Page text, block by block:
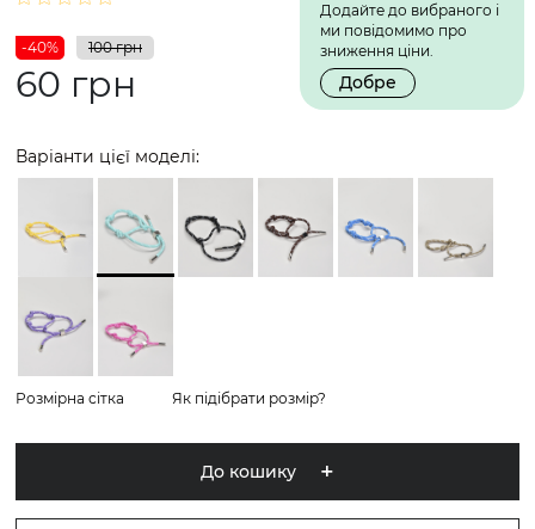
Додайте до вибраного і
ми повідомимо про
зниження ціни.
Добре
-40% 100 грн
60 грн
Варіанти цієї моделі:
Розмірна сітка Як підібрати розмір?
До кошику